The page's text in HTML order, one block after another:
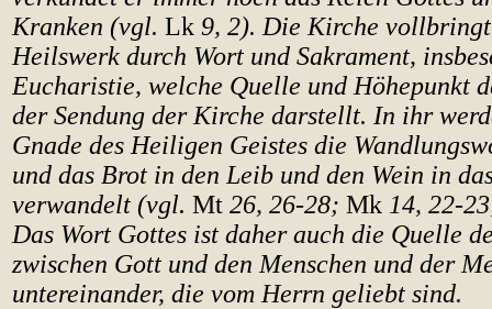
Kranken (vgl. Lk 9, 2). Die Kirche vollbringt
Heilswerk durch Wort und Sakrament,
Eucharistie, welche Quelle und Höhepunkt
der Sendung der Kirche darstellt. In ihr
Gnade des Heiligen Geistes die
und das Brot in den Leib und den Wein in
verwandelt (vgl. Mt 26, 26-28; Mk 14, 22-
Das Wort Gottes ist daher auch die Quelle
zwischen Gott und den Menschen und der
untereinander, die vom Herrn geliebt sind.